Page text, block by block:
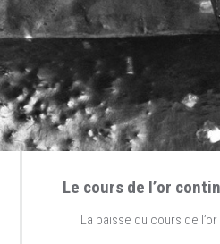
Le cours de l’or
La baisse du cours de